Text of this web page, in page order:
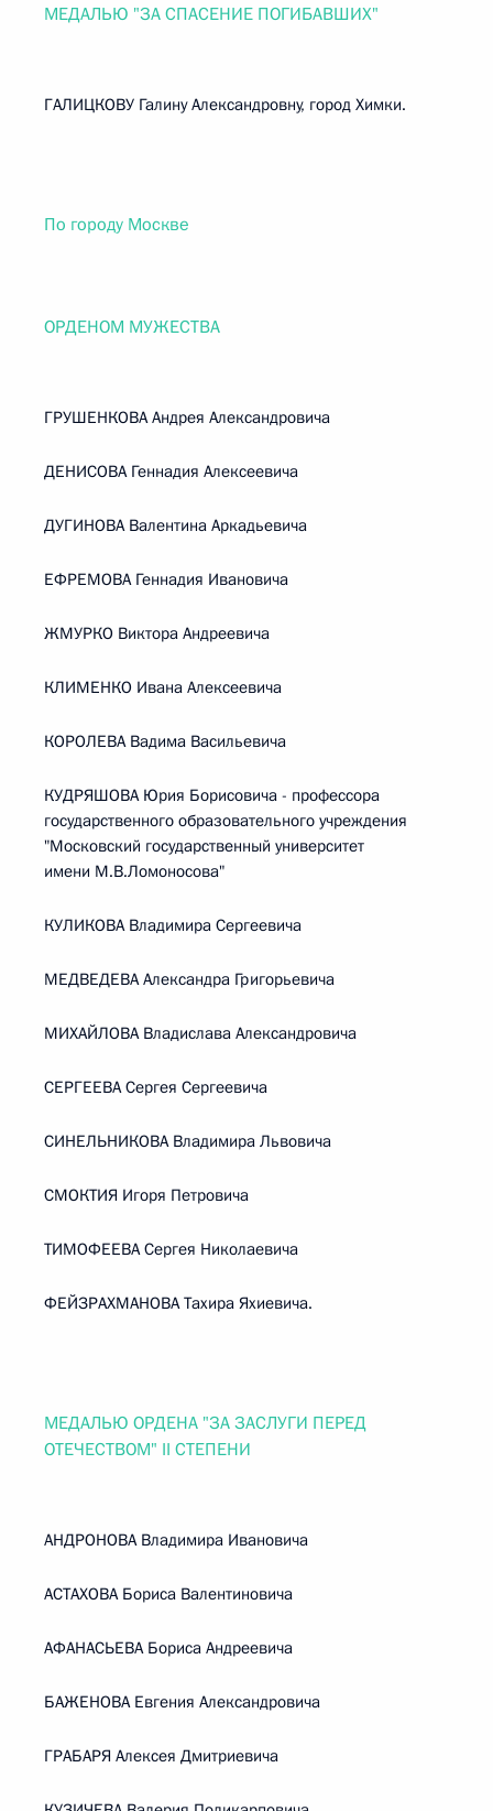
МЕДАЛЬЮ "ЗА СПАСЕНИЕ ПОГИБАВШИХ"
ГАЛИЦКОВУ Галину Александровну, город Химки.
По городу Москве
ОРДЕНОМ МУЖЕСТВА
ГРУШЕНКОВА Андрея Александровича
ДЕНИСОВА Геннадия Алексеевича
ДУГИНОВА Валентина Аркадьевича
ЕФРЕМОВА Геннадия Ивановича
ЖМУРКО Виктора Андреевича
КЛИМЕНКО Ивана Алексеевича
КОРОЛЕВА Вадима Васильевича
КУДРЯШОВА Юрия Борисовича - профессора
государственного образовательного учреждения
"Московский государственный университет
имени М.В.Ломоносова"
КУЛИКОВА Владимира Сергеевича
МЕДВЕДЕВА Александра Григорьевича
МИХАЙЛОВА Владислава Александровича
СЕРГЕЕВА Сергея Сергеевича
СИНЕЛЬНИКОВА Владимира Львовича
СМОКТИЯ Игоря Петровича
ТИМОФЕЕВА Сергея Николаевича
ФЕЙЗРАХМАНОВА Тахира Яхиевича.
МЕДАЛЬЮ ОРДЕНА "ЗА ЗАСЛУГИ ПЕРЕД
ОТЕЧЕСТВОМ" II СТЕПЕНИ
АНДРОНОВА Владимира Ивановича
АСТАХОВА Бориса Валентиновича
АФАНАСЬЕВА Бориса Андреевича
БАЖЕНОВА Евгения Александровича
ГРАБАРЯ Алексея Дмитриевича